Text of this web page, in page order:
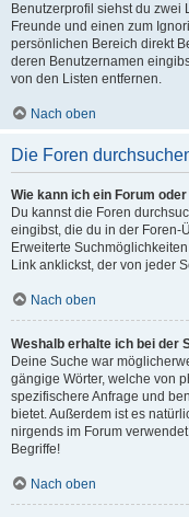
Benutzerprofil siehst du zwei
Freunde und einen zum
persönlichen Bereich direkt
deren Benutzernamen
von den Listen entfernen.
Nach oben
Die Foren
Wie kann ich ein Forum
Du kannst die Foren
eingibst, die du in der Foren-
Erweiterte
Link anklickst, der von jeder
Nach oben
Weshalb erhalte ich bei der
Deine Suche war
gängige Wörter, welche von
spezifischere Anfrage und
bietet. Außerdem ist es
nirgends im Forum
Begriffe!
Nach oben